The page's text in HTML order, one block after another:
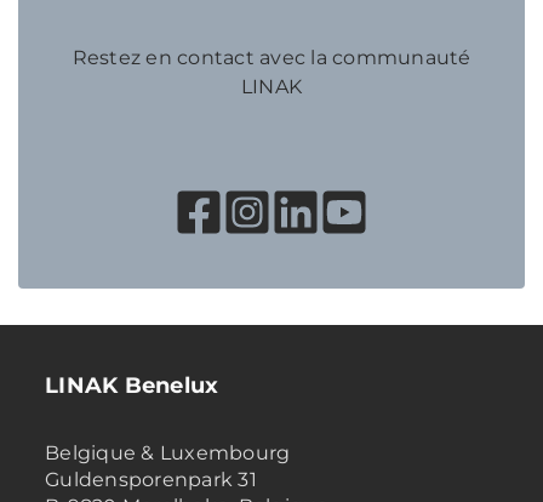
Restez en contact avec la communauté
LINAK
LINAK Benelux
Belgique & Luxembourg
Guldensporenpark 31